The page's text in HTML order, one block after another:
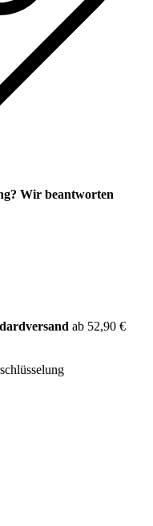
Wir beantworten
ab 52,90 €